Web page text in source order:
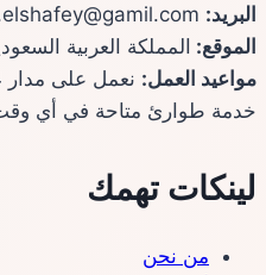
البريد:
الموقع: المملكة العربية
مواعيد العمل: نعمل على مدار 24 ساعة طوال أيام الأسبوع
خدمة طوارئ متاحة في أي
لينكات تهمك
من نحن